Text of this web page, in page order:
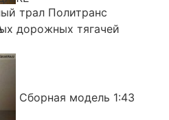
трал Политранс
дорожных тягачей
Сборная модель 1:43